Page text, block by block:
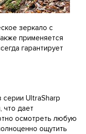
зеркало с
применяется
гарантирует
серии UltraSharp
что дает
осмотреть любую
ощутить